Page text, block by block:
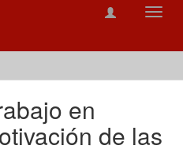
en
de las